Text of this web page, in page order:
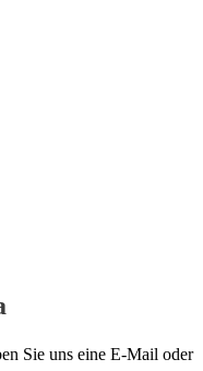
Sie uns eine E-Mail oder